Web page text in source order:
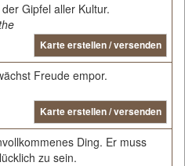
Gipfel aller Kultur.
Karte erstellen / versenden
Freude empor.
Karte erstellen / versenden
Ding. Er muss
zu sein.